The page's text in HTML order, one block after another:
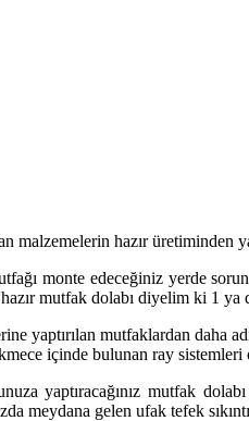
malzemelerin hazır üretiminden
monte edeceğiniz yerde
hazır mutfak dolabı diyelim ki 1
yaptırılan mutfaklardan
içinde bulunan ray
yaptıracağınız mutfak
meydana gelen ufak tefek